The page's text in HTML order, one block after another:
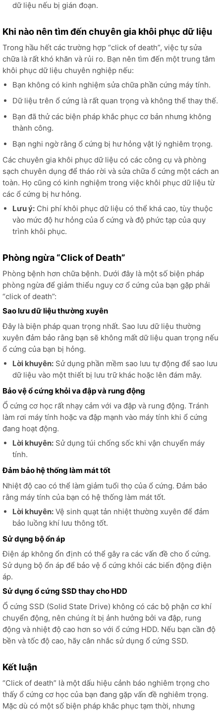
dữ liệu nếu bị gián đoạn.
Khi nào nên tìm đến chuyên gia khôi phục dữ liệu
Trong hầu hết các trường hợp “click of death”, việc tự sửa
chữa là rất khó khăn và rủi ro. Bạn nên tìm đến một trung tâm
khôi phục dữ liệu chuyên nghiệp nếu:
Bạn không có kinh nghiệm sửa chữa phần cứng máy tính.
Dữ liệu trên ổ cứng là rất quan trọng và không thể thay thế.
Bạn đã thử các biện pháp khắc phục cơ bản nhưng không
thành công.
Bạn nghi ngờ rằng ổ cứng bị hư hỏng vật lý nghiêm trọng.
Các chuyên gia khôi phục dữ liệu có các công cụ và phòng
sạch chuyên dụng để tháo rời và sửa chữa ổ cứng một cách an
toàn. Họ cũng có kinh nghiệm trong việc khôi phục dữ liệu từ
các ổ cứng bị hư hỏng.
Lưu ý:Chi phí khôi phục dữ liệu có thể khá cao, tùy thuộc
vào mức độ hư hỏng của ổ cứng và độ phức tạp của quy
trình khôi phục.
Phòng ngừa “Click of Death”
Phòng bệnh hơn chữa bệnh. Dưới đây là một số biện pháp
phòng ngừa để giảm thiểu nguy cơ ổ cứng của bạn gặp phải
“click of death”:
Sao lưu dữ liệu thường xuyên
Đây là biện pháp quan trọng nhất. Sao lưu dữ liệu thường
xuyên đảm bảo rằng bạn sẽ không mất dữ liệu quan trọng nếu
ổ cứng của bạn bị hỏng.
Lời khuyên:Sử dụng phần mềm sao lưu tự động để sao lưu
dữ liệu vào một thiết bị lưu trữ khác hoặc lên đám mây.
Bảo vệ ổ cứng khỏi va đập và rung động
Ổ cứng cơ học rất nhạy cảm với va đập và rung động. Tránh
làm rơi máy tính hoặc va đập mạnh vào máy tính khi ổ cứng
đang hoạt động.
Lời khuyên:Sử dụng túi chống sốc khi vận chuyển máy
tính.
Đảm bảo hệ thống làm mát tốt
Nhiệt độ cao có thể làm giảm tuổi thọ của ổ cứng. Đảm bảo
rằng máy tính của bạn có hệ thống làm mát tốt.
Lời khuyên:Vệ sinh quạt tản nhiệt thường xuyên để đảm
bảo luồng khí lưu thông tốt.
Sử dụng bộ ổn áp
Điện áp không ổn định có thể gây ra các vấn đề cho ổ cứng.
Sử dụng bộ ổn áp để bảo vệ ổ cứng khỏi các biến động điện
áp.
Sử dụng ổ cứng SSD thay cho HDD
Ổ cứng SSD (Solid State Drive) không có các bộ phận cơ khí
chuyển động, nên chúng ít bị ảnh hưởng bởi va đập, rung
động và nhiệt độ cao hơn so với ổ cứng HDD. Nếu bạn cần độ
bền và tốc độ cao, hãy cân nhắc sử dụng ổ cứng SSD.
Kết luận
“Click of death” là một dấu hiệu cảnh báo nghiêm trọng cho
thấy ổ cứng cơ học của bạn đang gặp vấn đề nghiêm trọng.
Mặc dù có một số biện pháp khắc phục tạm thời, nhưng